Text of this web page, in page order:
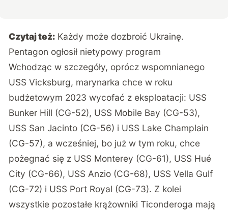
Czytaj też: Każdy może dozbroić Ukrainę.
Pentagon ogłosił nietypowy program
Wchodząc w szczegóły, oprócz wspomnianego
USS Vicksburg, marynarka chce w roku
budżetowym 2023 wycofać z eksploatacji: USS
Bunker Hill (CG-52), USS Mobile Bay (CG-53),
USS San Jacinto (CG-56) i USS Lake Champlain
(CG-57), a wcześniej, bo już w tym roku, chce
pożegnać się z USS Monterey (CG-61), USS Hué
City (CG-66), USS Anzio (CG-68), USS Vella Gulf
(CG-72) i USS Port Royal (CG-73). Z kolei
wszystkie pozostałe krążowniki Ticonderoga mają